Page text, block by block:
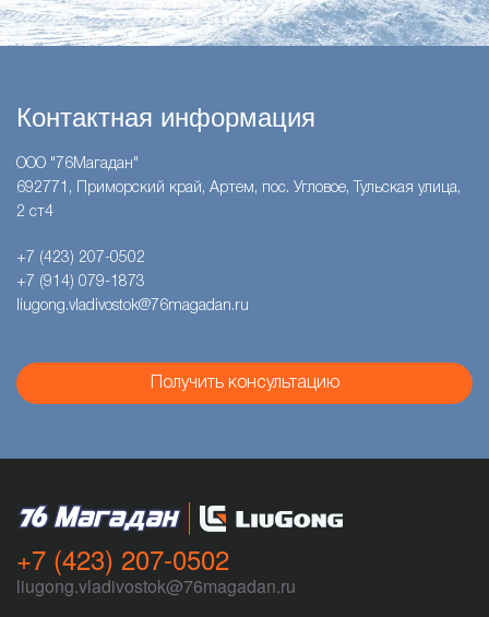
Контактная информация
ООО "76Магадан"
692771, Приморский край, Артем, пос. Угловое, Тульская улица,
2 ст4
+7 (423) 207-0502
+7 (914) 079-1873
liugong.vladivostok@76magadan.ru
Получить консультацию
+7 (423) 207-0502
liugong.vladivostok@76magadan.ru